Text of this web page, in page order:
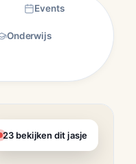
Events
Onderwijs
23 bekijken dit jasje